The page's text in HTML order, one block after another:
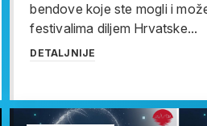
bendove koje ste mogli i
festivalima diljem Hrvatske...
DETALJNIJE